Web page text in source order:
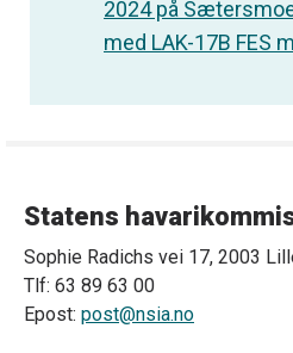
2024 på
med LAK-17B FES
Statens
Sophie Radichs vei 17, 2003
Tlf: 63 89 63 00
Epost: post@nsia.no